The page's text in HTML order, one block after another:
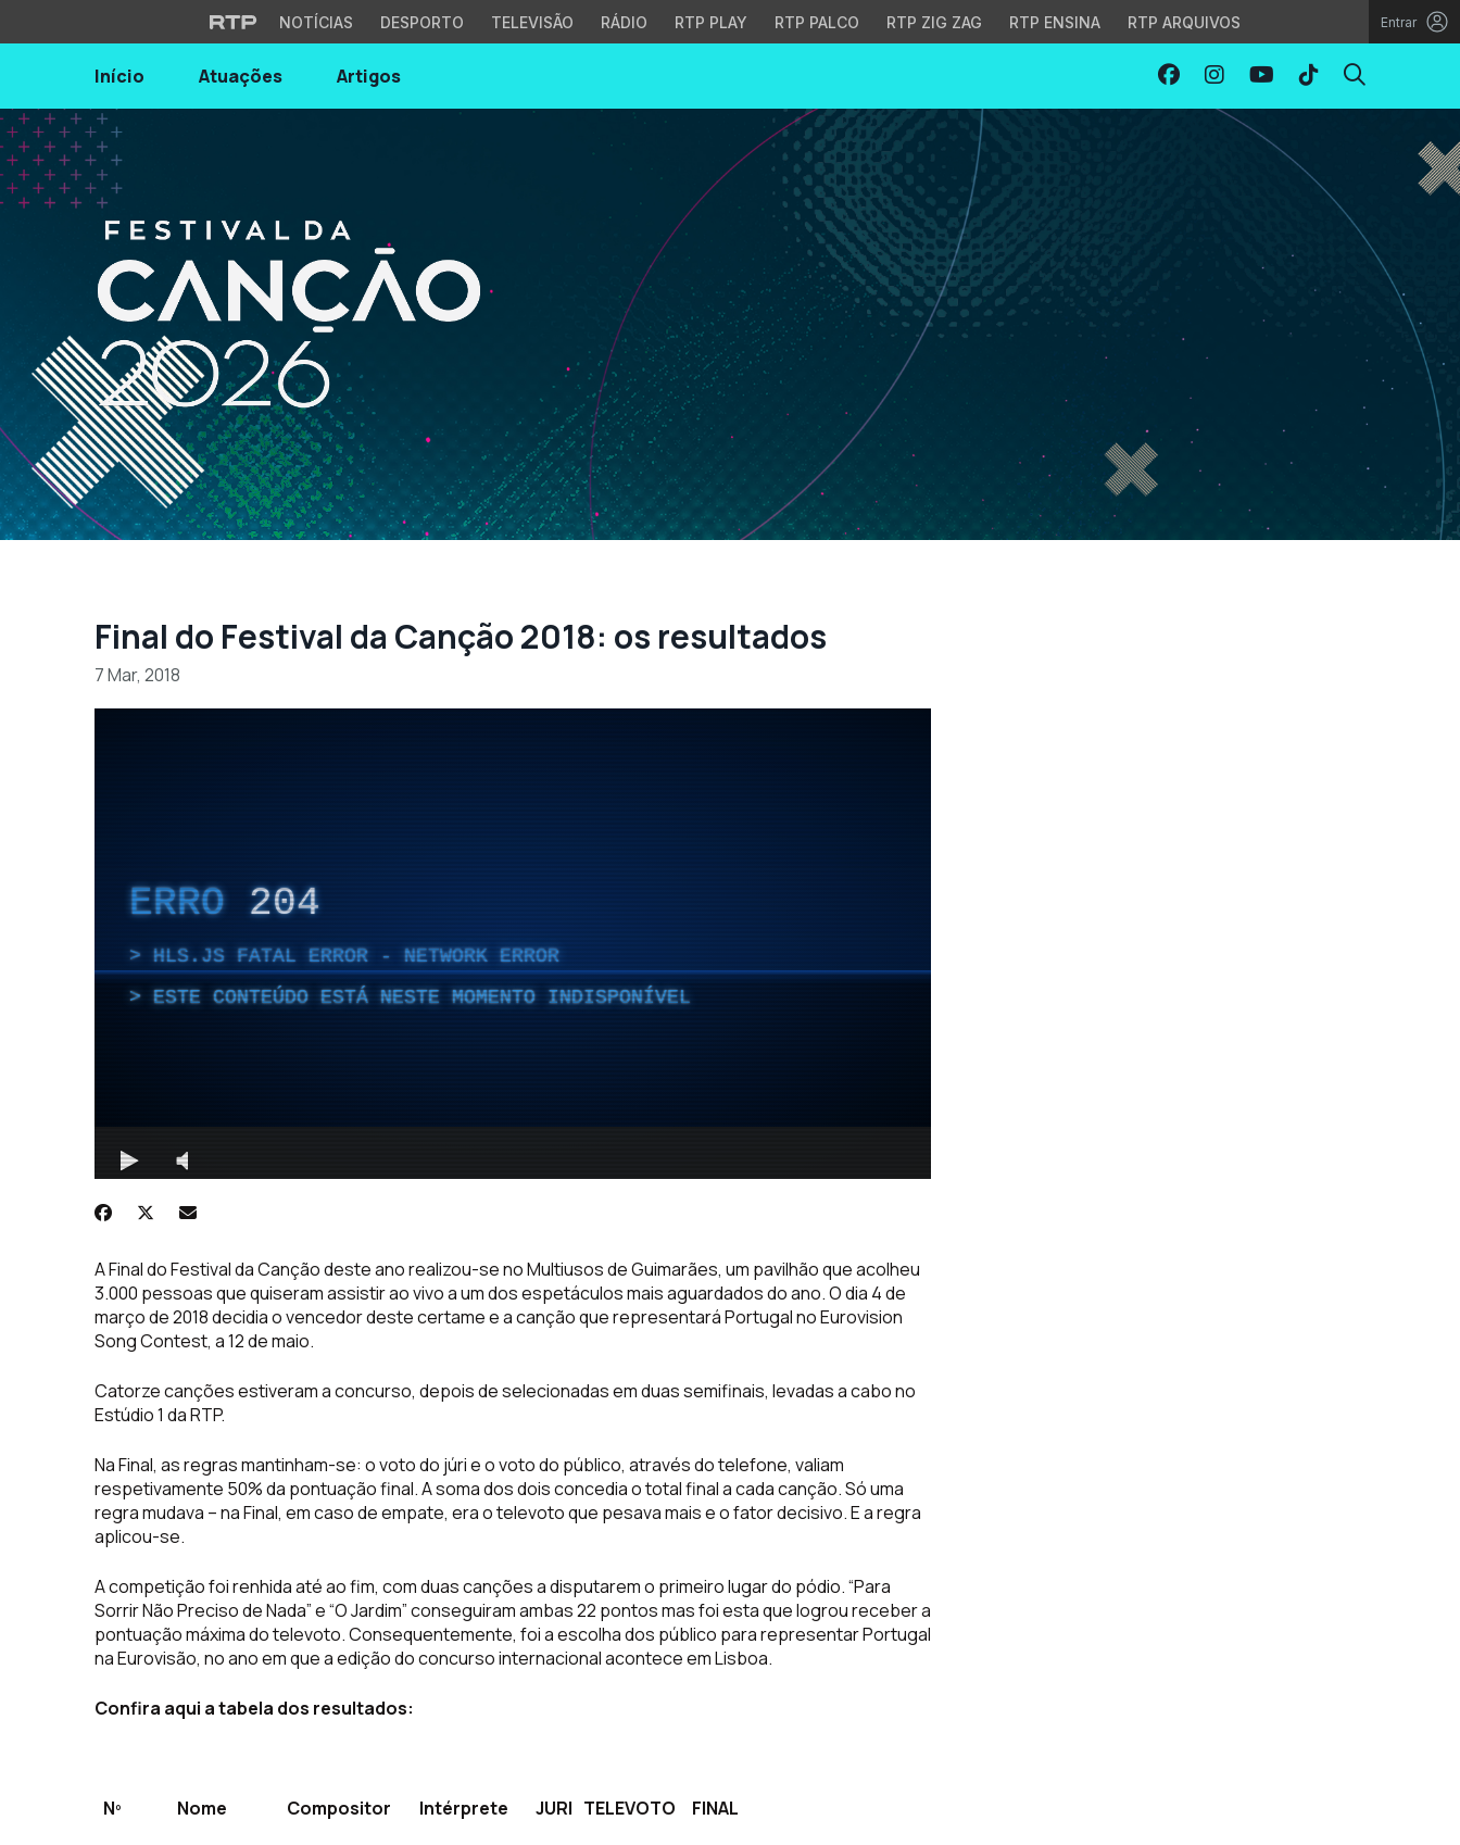
NOTÍCIAS DESPORTO TELEVISÃO RÁDIO RTP PLAY RTP PALCO RTP ZIG ZAG RTP ENSINA RTP ARQUIVOS Entrar
Início Atuações Artigos
Final do Festival da Canção 2018: os resultados
7 Mar, 2018
A Final do Festival da Canção deste ano realizou-se no Multiusos de Guimarães, um pavilhão que acolheu
3.000 pessoas que quiseram assistir ao vivo a um dos espetáculos mais aguardados do ano. O dia 4 de
março de 2018 decidia o vencedor deste certame e a canção que representará Portugal no Eurovision
Song Contest, a 12 de maio.
Catorze canções estiveram a concurso, depois de selecionadas em duas semifinais, levadas a cabo no
Estúdio 1 da RTP.
Na Final, as regras mantinham-se: o voto do júri e o voto do público, através do telefone, valiam
respetivamente 50% da pontuação final. A soma dos dois concedia o total final a cada canção. Só uma
regra mudava – na Final, em caso de empate, era o televoto que pesava mais e o fator decisivo. E a regra
aplicou-se.
A competição foi renhida até ao fim, com duas canções a disputarem o primeiro lugar do pódio. “Para
Sorrir Não Preciso de Nada” e “O Jardim” conseguiram ambas 22 pontos mas foi esta que logrou receber a
pontuação máxima do televoto. Consequentemente, foi a escolha dos público para representar Portugal
na Eurovisão, no ano em que a edição do concurso internacional acontece em Lisboa.
Confira aqui a tabela dos resultados:
Nº Nome Compositor Intérprete JURI TELEVOTO FINAL